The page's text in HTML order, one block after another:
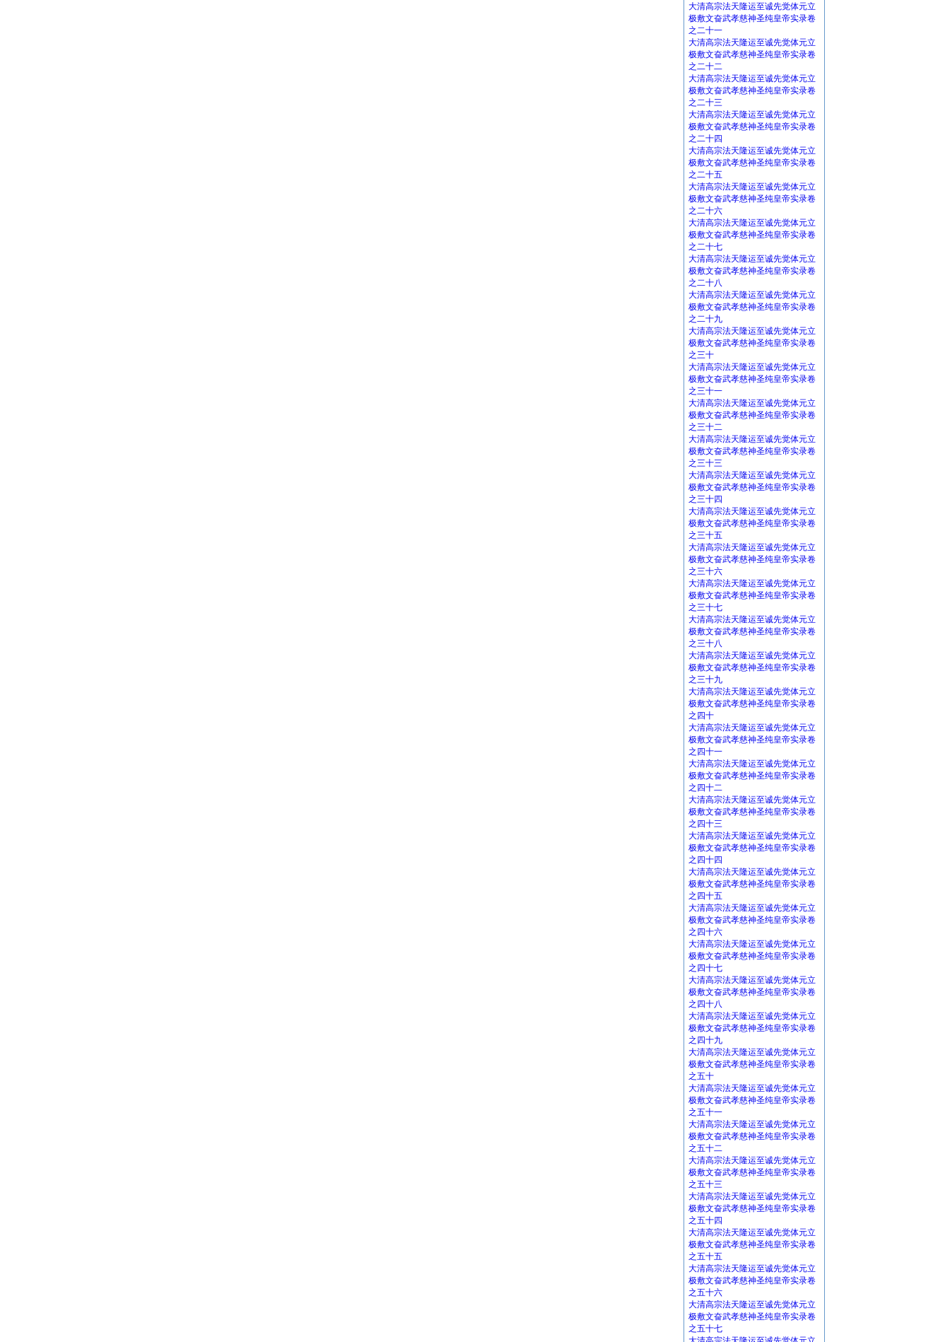
大清高宗法天隆运至诚先觉体元立
极敷文奋武孝慈神圣纯皇帝实录卷
之二十一
大清高宗法天隆运至诚先觉体元立
极敷文奋武孝慈神圣纯皇帝实录卷
之二十二
大清高宗法天隆运至诚先觉体元立
极敷文奋武孝慈神圣纯皇帝实录卷
之二十三
大清高宗法天隆运至诚先觉体元立
极敷文奋武孝慈神圣纯皇帝实录卷
之二十四
大清高宗法天隆运至诚先觉体元立
极敷文奋武孝慈神圣纯皇帝实录卷
之二十五
大清高宗法天隆运至诚先觉体元立
极敷文奋武孝慈神圣纯皇帝实录卷
之二十六
大清高宗法天隆运至诚先觉体元立
极敷文奋武孝慈神圣纯皇帝实录卷
之二十七
大清高宗法天隆运至诚先觉体元立
极敷文奋武孝慈神圣纯皇帝实录卷
之二十八
大清高宗法天隆运至诚先觉体元立
极敷文奋武孝慈神圣纯皇帝实录卷
之二十九
大清高宗法天隆运至诚先觉体元立
极敷文奋武孝慈神圣纯皇帝实录卷
之三十
大清高宗法天隆运至诚先觉体元立
极敷文奋武孝慈神圣纯皇帝实录卷
之三十一
大清高宗法天隆运至诚先觉体元立
极敷文奋武孝慈神圣纯皇帝实录卷
之三十二
大清高宗法天隆运至诚先觉体元立
极敷文奋武孝慈神圣纯皇帝实录卷
之三十三
大清高宗法天隆运至诚先觉体元立
极敷文奋武孝慈神圣纯皇帝实录卷
之三十四
大清高宗法天隆运至诚先觉体元立
极敷文奋武孝慈神圣纯皇帝实录卷
之三十五
大清高宗法天隆运至诚先觉体元立
极敷文奋武孝慈神圣纯皇帝实录卷
之三十六
大清高宗法天隆运至诚先觉体元立
极敷文奋武孝慈神圣纯皇帝实录卷
之三十七
大清高宗法天隆运至诚先觉体元立
极敷文奋武孝慈神圣纯皇帝实录卷
之三十八
大清高宗法天隆运至诚先觉体元立
极敷文奋武孝慈神圣纯皇帝实录卷
之三十九
大清高宗法天隆运至诚先觉体元立
极敷文奋武孝慈神圣纯皇帝实录卷
之四十
大清高宗法天隆运至诚先觉体元立
极敷文奋武孝慈神圣纯皇帝实录卷
之四十一
大清高宗法天隆运至诚先觉体元立
极敷文奋武孝慈神圣纯皇帝实录卷
之四十二
大清高宗法天隆运至诚先觉体元立
极敷文奋武孝慈神圣纯皇帝实录卷
之四十三
大清高宗法天隆运至诚先觉体元立
极敷文奋武孝慈神圣纯皇帝实录卷
之四十四
大清高宗法天隆运至诚先觉体元立
极敷文奋武孝慈神圣纯皇帝实录卷
之四十五
大清高宗法天隆运至诚先觉体元立
极敷文奋武孝慈神圣纯皇帝实录卷
之四十六
大清高宗法天隆运至诚先觉体元立
极敷文奋武孝慈神圣纯皇帝实录卷
之四十七
大清高宗法天隆运至诚先觉体元立
极敷文奋武孝慈神圣纯皇帝实录卷
之四十八
大清高宗法天隆运至诚先觉体元立
极敷文奋武孝慈神圣纯皇帝实录卷
之四十九
大清高宗法天隆运至诚先觉体元立
极敷文奋武孝慈神圣纯皇帝实录卷
之五十
大清高宗法天隆运至诚先觉体元立
极敷文奋武孝慈神圣纯皇帝实录卷
之五十一
大清高宗法天隆运至诚先觉体元立
极敷文奋武孝慈神圣纯皇帝实录卷
之五十二
大清高宗法天隆运至诚先觉体元立
极敷文奋武孝慈神圣纯皇帝实录卷
之五十三
大清高宗法天隆运至诚先觉体元立
极敷文奋武孝慈神圣纯皇帝实录卷
之五十四
大清高宗法天隆运至诚先觉体元立
极敷文奋武孝慈神圣纯皇帝实录卷
之五十五
大清高宗法天隆运至诚先觉体元立
极敷文奋武孝慈神圣纯皇帝实录卷
之五十六
大清高宗法天隆运至诚先觉体元立
极敷文奋武孝慈神圣纯皇帝实录卷
之五十七